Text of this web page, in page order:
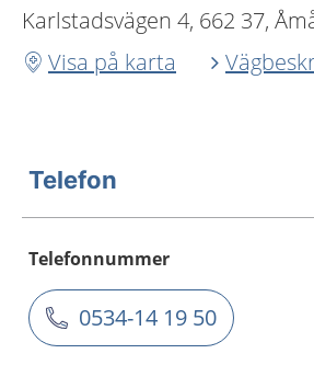
Karlstadsvägen 4, 662 37,
Visa på karta
Telefon
Telefonnummer
0534-14 19 50